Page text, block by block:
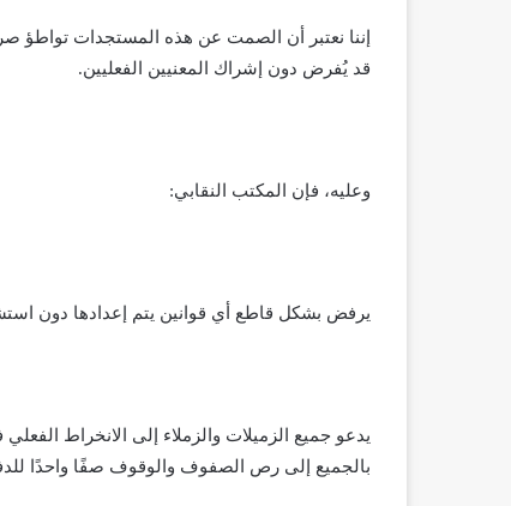
إننا نعتبر أن الصمت عن هذه المستجدات تواطؤ
قد يُفرض دون إشراك المعنيين الفعليين.
وعليه، فإن المكتب النقابي:
يرفض بشكل قاطع أي قوانين يتم إعدادها دون
يدعو جميع الزميلات والزملاء إلى الانخراط
بالجميع إلى رص الصفوف والوقوف صفًا واحدًا